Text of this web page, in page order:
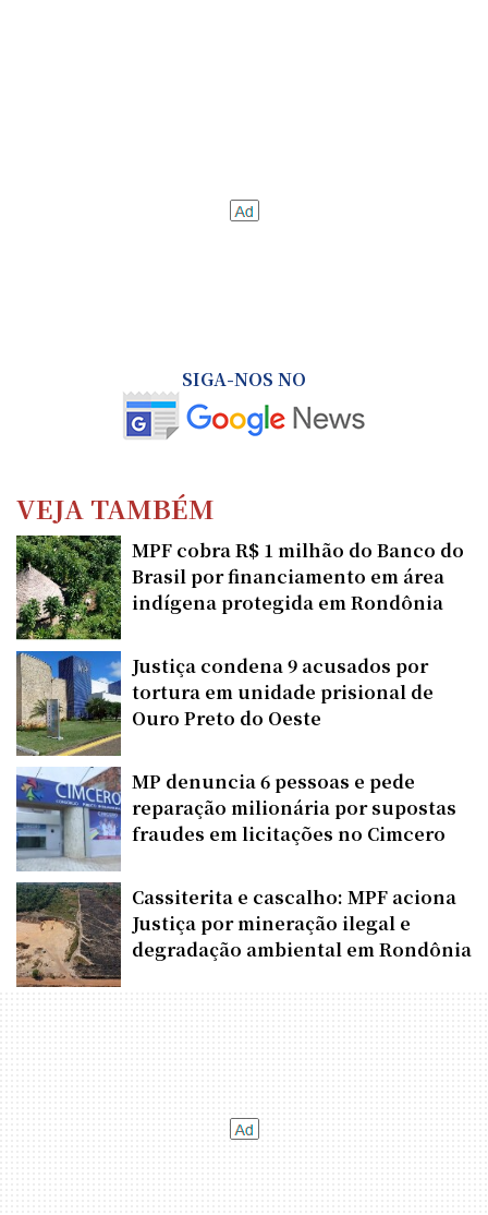
SIGA-NOS NO
VEJA TAMBÉM
MPF cobra R$ 1 milhão do Banco do
Brasil por financiamento em área
indígena protegida em Rondônia
Justiça condena 9 acusados por
tortura em unidade prisional de
Ouro Preto do Oeste
MP denuncia 6 pessoas e pede
reparação milionária por supostas
fraudes em licitações no Cimcero
Cassiterita e cascalho: MPF aciona
Justiça por mineração ilegal e
degradação ambiental em Rondônia